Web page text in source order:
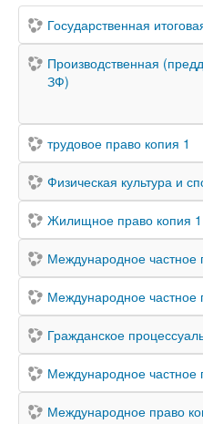
Государственная
Производственная
ЗФ)
трудовое право копия 1
Физическая культура и
Жилищное право копия 1
Международное частное
Гражданское
Международное частное
Международное право